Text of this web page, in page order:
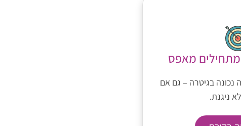
מאפס
נכונה בגיטרה – גם אם
ניגנת.